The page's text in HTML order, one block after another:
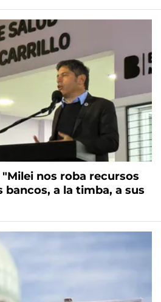
nos roba recursos
bancos, a la timba, a sus